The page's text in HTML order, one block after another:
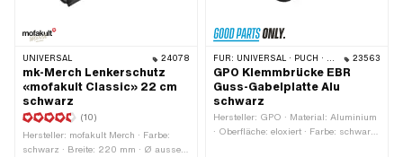
UNIVERSAL 24078
mk-Merch Lenkerschutz
«mofakult Classic» 22 cm
schwarz
(10)
Hersteller: mofakult Merch · Farbe:
schwarz · Breite: 220 mm · Ø aussen:
FÜR: UNIVERSAL · PUCH · SACHS · PONY / CILO (BETA 521 & 512) · PIAGGIO 23563
GPO Klemmbrücke EBR
Guss-Gabelplatte Alu
schwarz
Hersteller: GPO · Material: Aluminium
· Oberfläche: eloxiert · Farbe: schwarz